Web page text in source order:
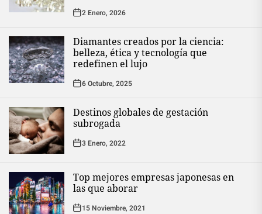
2 Enero, 2026
Diamantes creados por la ciencia:
belleza, ética y tecnología que
redefinen el lujo
6 Octubre, 2025
Destinos globales de gestación
subrogada
3 Enero, 2022
Top mejores empresas japonesas en
las que aborar
15 Noviembre, 2021